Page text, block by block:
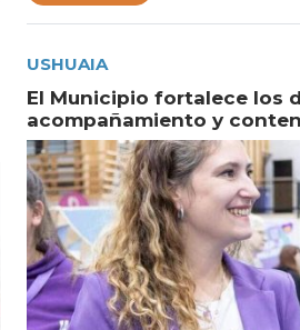
USHUAIA
El Municipio fortalece los
acompañamiento y